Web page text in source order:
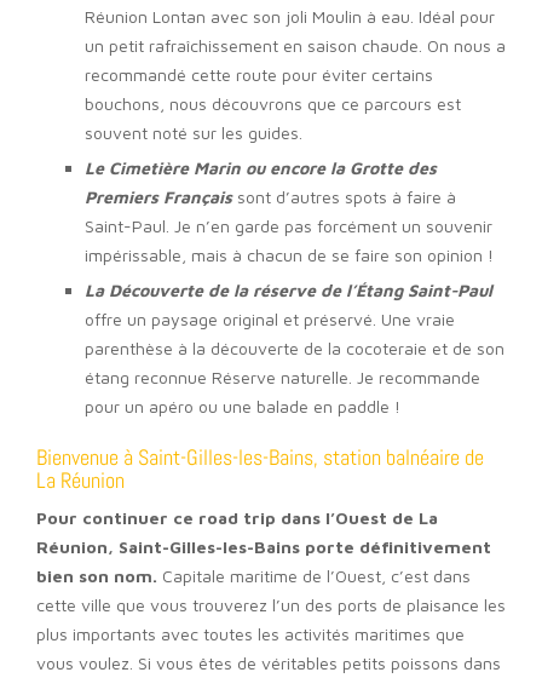
Réunion Lontan avec son joli Moulin à eau. Idéal pour
un petit rafraîchissement en saison chaude. On nous a
recommandé cette route pour éviter certains
bouchons, nous découvrons que ce parcours est
souvent noté sur les guides.
Le Cimetière Marin ou encore la Grotte des
Premiers Français sont d’autres spots à faire à
Saint-Paul. Je n’en garde pas forcément un souvenir
impérissable, mais à chacun de se faire son opinion !
La Découverte de la réserve de l’Étang Saint-Paul
offre un paysage original et préservé. Une vraie
parenthèse à la découverte de la cocoteraie et de son
étang reconnue Réserve naturelle. Je recommande
pour un apéro ou une balade en paddle !
Bienvenue à Saint-Gilles-les-Bains, station balnéaire de
La Réunion
Pour continuer ce road trip dans l’Ouest de La
Réunion, Saint-Gilles-les-Bains porte définitivement
bien son nom. Capitale maritime de l’Ouest, c’est dans
cette ville que vous trouverez l’un des ports de plaisance les
plus importants avec toutes les activités maritimes que
vous voulez. Si vous êtes de véritables petits poissons dans